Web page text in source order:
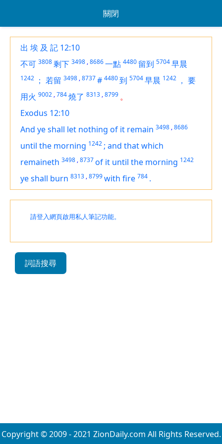
關閉
出 埃 及 記 12:10
不可 3808剩下 3498 ,8686一點 4480 留到 5704早晨
1242 ； 若留 3498 ,8737# 4480到 5704早晨 1242 ， 要
用火 9002 ,784燒了 8313 ,8799 。
Exodus 12:10
And ye shall let nothing of it remain 3498 ,8686
until the morning 1242 ; and that which
remaineth 3498 ,8737of it until the morning 1242
ye shall burn 8313 ,8799with fire 784 .
請登入網頁啟用私人筆記功能。
詞語搜尋
Copyright © 2009 - 2021 ZionDaily.com All Rights Reserved.